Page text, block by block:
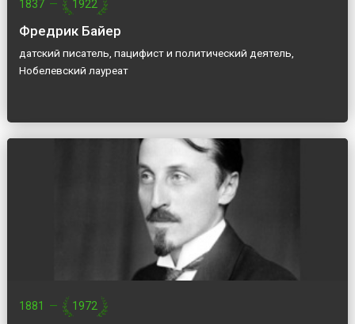
1837 — 1922
Фредрик Байер
датский писатель, пацифист и политический деятель,
Нобелевский лауреат
1881 — 1972